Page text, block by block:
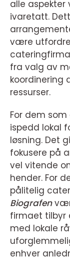
alle aspekter
ivaretatt.
være
fra valg av
koordinering
ressurser.
For dem
ispedd lokal
løsning. Det
fokusere på
vel vitende
hender. For
pålitelig
Biografen
firmaet tilbyr
med lokale
enhver